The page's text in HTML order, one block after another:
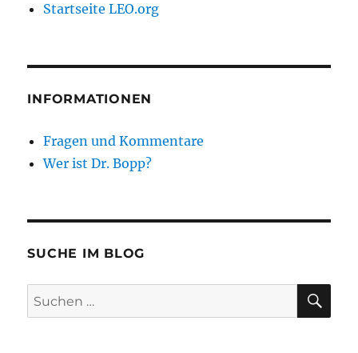
Startseite LEO.org
INFORMATIONEN
Fragen und Kommentare
Wer ist Dr. Bopp?
SUCHE IM BLOG
Suchen
nach: